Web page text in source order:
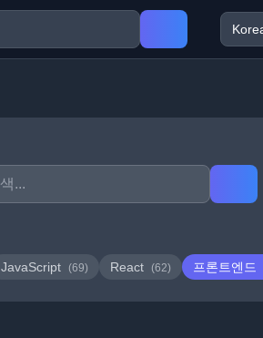
JavaScript (69) React (62) 프론트엔드